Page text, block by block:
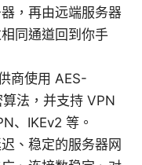
，再由远端服务器
同通道回到你手
商使用 AES-
法，并支持 VPN
、IKEv2 等。
、稳定的服务器网